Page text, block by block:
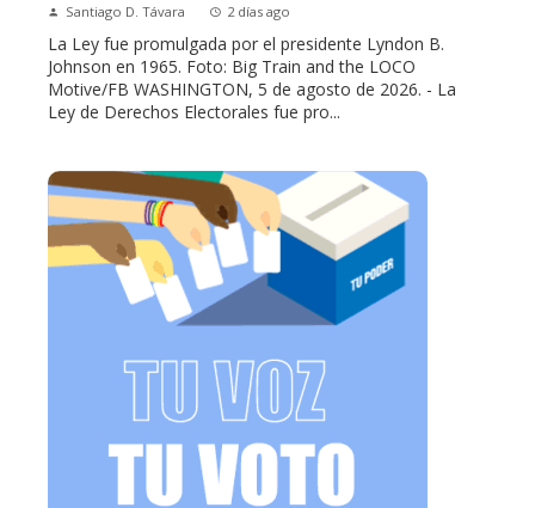
Santiago D. Távara 2 días ago
La Ley fue promulgada por el presidente Lyndon B.
Johnson en 1965. Foto: Big Train and the LOCO
Motive/FB WASHINGTON, 5 de agosto de 2026. - La
Ley de Derechos Electorales fue pro...